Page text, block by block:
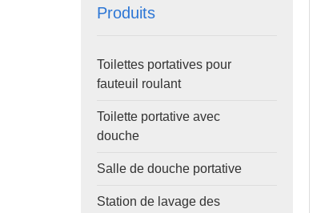
Produits
Toilettes portatives pour
fauteuil roulant
Toilette portative avec
douche
Salle de douche portative
Station de lavage des